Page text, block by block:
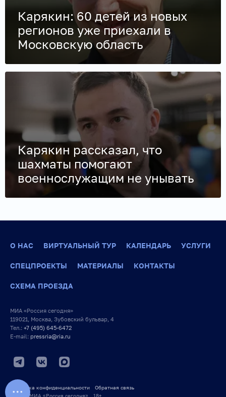
Карякин: 60 детей из новых
регионов уже приехали в
Московскую область
Карякин рассказал, что
шахматы помогают
военнослужащим не унывать
О НАС ВИРТУАЛЬНЫЙ ТУР КАЛЕНДАРЬ УСЛУГИ
СПЕЦПРОЕКТЫ МАТЕРИАЛЫ КОНТАКТЫ
СХЕМА ПРОЕЗДА
МИА «Россия сегодня»
119021, Москва, Зубовский бульвар, 4
Тел.: +7 (495) 645-6472
E-mail: pressria@ria.ru
Политика конфиденциальности
Обратная связь
© 2026 МИА «Россия сегодня» 18+